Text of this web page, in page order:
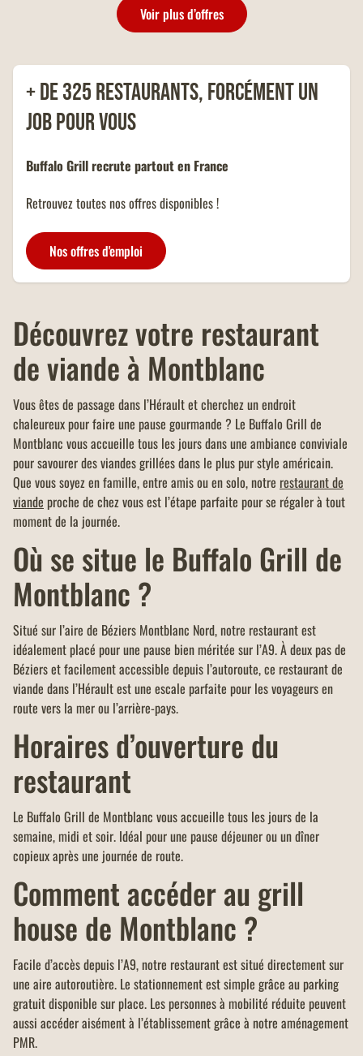
famille nombreuse et dans la
limite d'un menu KIDS par
Voir plus d’offres
+ de 325 restaurants, forcément un
job pour vous
Buffalo Grill recrute partout en France
Retrouvez toutes nos offres disponibles !
Nos offres d'emploi
Découvrez votre restaurant
de viande à Montblanc
Vous êtes de passage dans l’Hérault et cherchez un endroit
chaleureux pour faire une pause gourmande ? Le Buffalo Grill de
Montblanc vous accueille tous les jours dans une ambiance conviviale
pour savourer des viandes grillées dans le plus pur style américain.
Que vous soyez en famille, entre amis ou en solo, notre restaurant de
viande proche de chez vous est l’étape parfaite pour se régaler à tout
moment de la journée.
Où se situe le Buffalo Grill de
Montblanc ?
Situé sur l’aire de Béziers Montblanc Nord, notre restaurant est
idéalement placé pour une pause bien méritée sur l’A9. À deux pas de
Béziers et facilement accessible depuis l’autoroute, ce restaurant de
viande dans l’Hérault est une escale parfaite pour les voyageurs en
route vers la mer ou l’arrière-pays.
Horaires d’ouverture du
restaurant
Le Buffalo Grill de Montblanc vous accueille tous les jours de la
semaine, midi et soir. Idéal pour une pause déjeuner ou un dîner
copieux après une journée de route.
Comment accéder au grill
house de Montblanc ?
Facile d’accès depuis l’A9, notre restaurant est situé directement sur
une aire autoroutière. Le stationnement est simple grâce au parking
gratuit disponible sur place. Les personnes à mobilité réduite peuvent
aussi accéder aisément à l’établissement grâce à notre aménagement
PMR.